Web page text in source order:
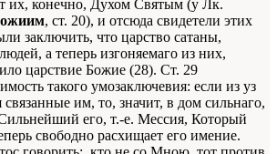
их, конечно, Духом Святым (у Лк.
, ст. 20), и отсюда свидетели этих
заключить, что царство сатаны,
а теперь изгоняемаго из них,
царствие Божие (28). Ст. 29
такого умозаключевия: если из уз
им, то, значит, в дом сильнаго,
его, т.-е. Мессия, Который
свободно расхищает его имение.